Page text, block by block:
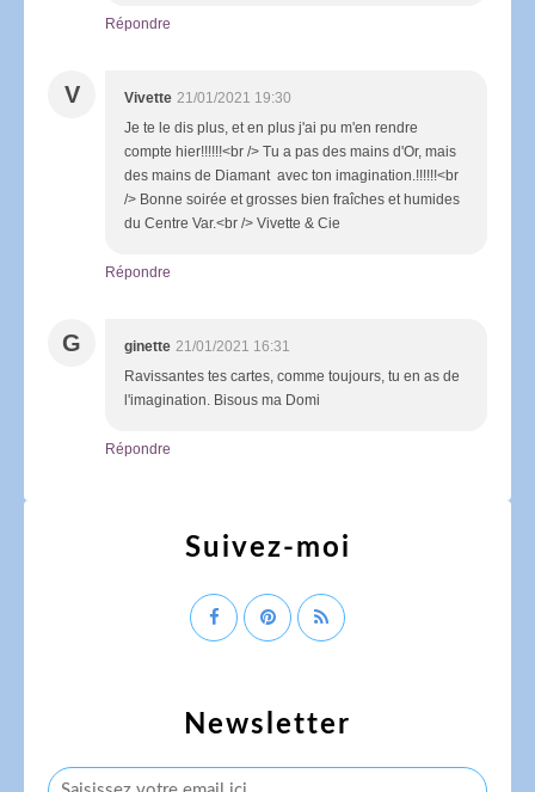
Répondre
V Vivette 21/01/2021 19:30
Je te le dis plus, et en plus j'ai pu m'en rendre
compte hier!!!!!!<br /> Tu a pas des mains d'Or, mais
des mains de Diamant avec ton imagination.!!!!!!<br
/> Bonne soirée et grosses bien fraîches et humides
du Centre Var.<br /> Vivette & Cie
Répondre
G ginette 21/01/2021 16:31
Ravissantes tes cartes, comme toujours, tu en as de
l'imagination. Bisous ma Domi
Répondre
Newsletter
Suivez-moi